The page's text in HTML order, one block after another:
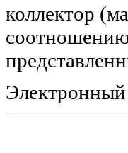
коллектор
соотношению